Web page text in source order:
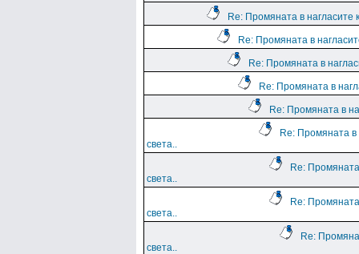
Re: Промяната в нагласите
Re: Промяната в
Re: Промяната в
Re: Промяната в
Re: Промяната в
Re: Промяната в
света..
Re:
света..
Re:
света..
Re:
света..